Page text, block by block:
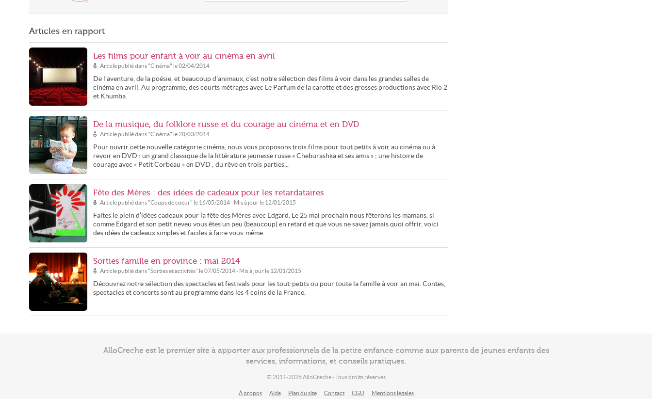
Articles en rapport
Les films pour enfant à voir au cinéma en avril
Article publié dans "Cinéma" le02/04/2014
De l’aventure, de la poésie, et beaucoup d’animaux, c’est notre sélection des films à voir dans les grandes salles de
cinéma en avril. Au programme, des courts métrages avec Le Parfum de la carotte et des grosses productions avec Rio 2
et Khumba.
De la musique, du folklore russe et du courage au cinéma et en DVD
Article publié dans "Cinéma" le 20/03/2014
Pour ouvrir cette nouvelle catégorie cinéma, nous vous proposons trois films pour tout petits à voir au cinéma ou à
revoir en DVD : un grand classique de la littérature jeunesse russe « Cheburashka et ses amis » ; une histoire de
courage avec « Petit Corbeau » en DVD ; du rêve en trois parties...
Fête des Mères : des idées de cadeaux pour les retardataires
Article publié dans "Coups de coeur" le 16/05/2014- Mis à jour le 12/01/2015
Faites le plein d’idées cadeaux pour la fête des Mères avec Edgard. Le 25 mai prochain nous fêterons les mamans, si
comme Edgard et son petit neveu vous êtes un peu (beaucoup) en retard et que vous ne savez jamais quoi offrir, voici
des idées de cadeaux simples et faciles à faire vous-même.
Sorties famille en province : mai 2014
Article publié dans "Sorties et activités" le07/05/2014- Mis à jour le 12/01/2015
Découvrez notre sélection des spectacles et festivals pour les tout-petits ou pour toute la famille à voir an mai. Contes,
spectacles et concerts sont au programme dans les 4 coins de la France.
AlloCreche est le premier site à apporter aux professionnels de la petite enfance comme aux parents de jeunes enfants des
services, informations, et conseils pratiques.
© 2011-2026 AlloCreche - Tous droits réservés
À propos Aide Plan du site Contact CGU Mentions légales